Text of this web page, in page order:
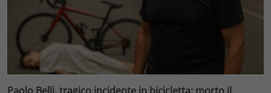
Paolo Belli, tragico incidente in bicicletta: morto il